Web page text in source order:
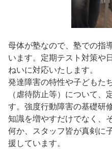
母体が塾なので、塾での指
います。定期テスト対策や
ねいに対応いたします。
発達障害の特性や子どもた
（虐待防止等）について、
す。強度行動障害の基礎研
知識を増やすだけでなく、
何か、スタッフ皆が真剣に
援しています。